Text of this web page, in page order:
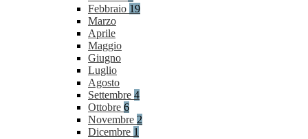
Febbraio 19
Marzo
Aprile
Maggio
Giugno
Luglio
Agosto
Settembre 4
Ottobre 6
Novembre 2
Dicembre 1